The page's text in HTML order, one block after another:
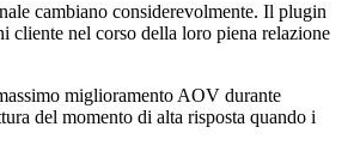
cambiano considerevolmente. Il plugin
cliente nel corso della loro piena relazione
miglioramento AOV durante
del momento di alta risposta quando i